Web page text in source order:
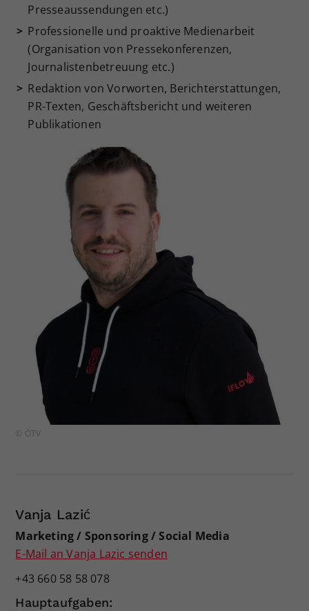
Presseaussendungen etc.)
Professionelle und proaktive Medienarbeit
(Organisation von Pressekonferenzen,
Journalistenbetreuung etc.)
Redaktion von Vorworten, Berichterstattungen,
PR-Texten, Geschäftsbericht und weiteren
Publikationen
© ÖTV
Vanja Lazić
Marketing / Sponsoring / Social Media
E-Mail an Vanja Lazic senden
+43 660 58 58 078
Hauptaufgaben: